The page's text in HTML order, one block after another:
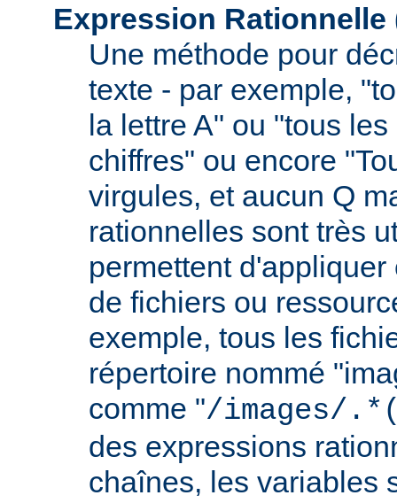
Expression
Une méthode pour
texte - par exemple,
la lettre A" ou "tous
chiffres" ou encore
virgules, et aucun Q
rationnelles sont très
permettent
de fichiers ou
exemple, tous les
répertoire nommé
comme "/images/
des expressions
chaînes, les variables